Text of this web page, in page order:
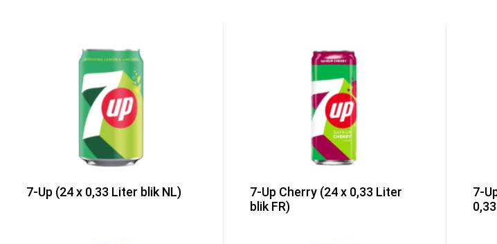
7-Up (24 x 0,33 Liter blik NL)
7-Up Cherry (24 x 0,33 Liter
blik FR)
7-